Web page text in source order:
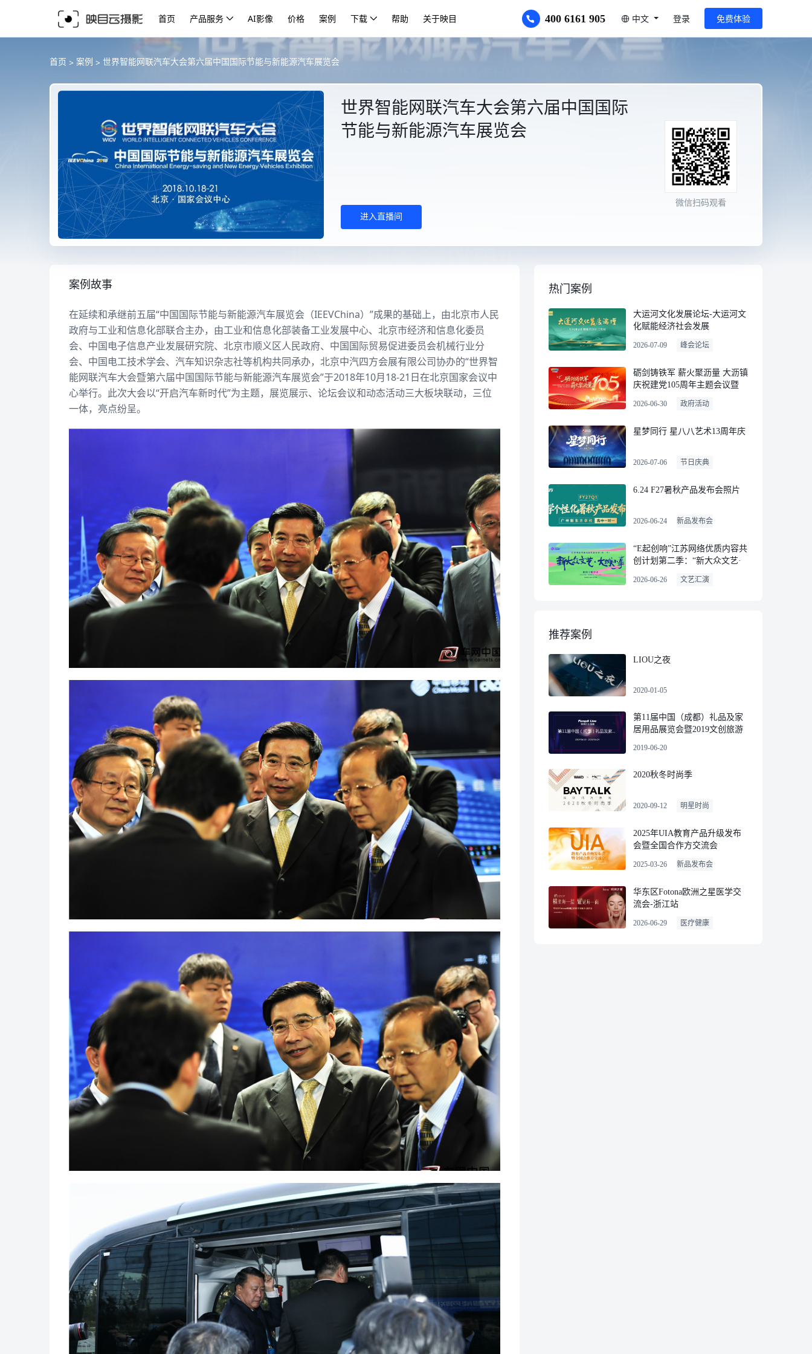
首页 产品服务 AI影像 价格 案例 下载 帮助 关于映目 400 6161 905 中文 登录 免费体验
首页 > 案例 > 世界智能网联汽车大会第六届中国国际节能与新能源汽车展览会
世界智能网联汽车大会第六届中国国际
节能与新能源汽车展览会
进入直播间
微信扫码观看
案例故事
在延续和承继前五届“中国国际节能与新能源汽车展览会（IEEVChina）”成果的基础上，由北京市人民
政府与工业和信息化部联合主办，由工业和信息化部装备工业发展中心、北京市经济和信息化委员
会、中国电子信息产业发展研究院、北京市顺义区人民政府、中国国际贸易促进委员会机械行业分
会、中国电工技术学会、汽车知识杂志社等机构共同承办，北京中汽四方会展有限公司协办的“世界智
能网联汽车大会暨第六届中国国际节能与新能源汽车展览会”于2018年10月18-21日在北京国家会议中
心举行。此次大会以“开启汽车新时代”为主题，展览展示、论坛会议和动态活动三大板块联动，三位
一体，亮点纷呈。
热门案例
大运河文化发展论坛-大运河文
化赋能经济社会发展
2026-07-09 峰会论坛
砺剑铸铁军 薪火聚沥量 大沥镇
庆祝建党105周年主题会议暨
2026-06-30 政府活动
星梦同行 星八八艺术13周年庆
2026-07-06 节日庆典
6.24 F27暑秋产品发布会照片
2026-06-24 新品发布会
“E起创响”江苏网络优质内容共
创计划第二季：“新大众文艺·
2026-06-26 文艺汇演
推荐案例
LIOU之夜
2020-01-05
第11届中国（成都）礼品及家
居用品展览会暨2019文创旅游
2019-06-20
2020秋冬时尚季
2020-09-12 明星时尚
2025年UIA教育产品升级发布
会暨全国合作方交流会
2025-03-26 新品发布会
华东区Fotona欧洲之星医学交
流会-浙江站
2026-06-29 医疗健康